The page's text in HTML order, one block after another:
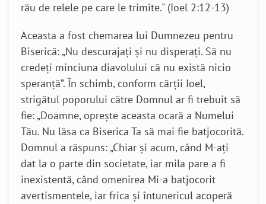
rău de relele pe care le trimite." (Ioel 2:12-13)
Aceasta a fost chemarea lui Dumnezeu pentru
Biserică: „Nu descurajați și nu disperați. Să nu
credeți minciuna diavolului că nu există nicio
speranță”. În schimb, conform cărții Ioel,
strigătul poporului către Domnul ar fi trebuit să
fie: „Doamne, oprește aceasta ocară a Numelui
Tău. Nu lăsa ca Biserica Ta să mai fie batjocorită.
Domnul a răspuns: „Chiar și acum, când M-ați
dat la o parte din societate, iar mila pare a fi
inexistentă, când omenirea Mi-a batjocorit
avertismentele, iar frica și întunericul acoperă